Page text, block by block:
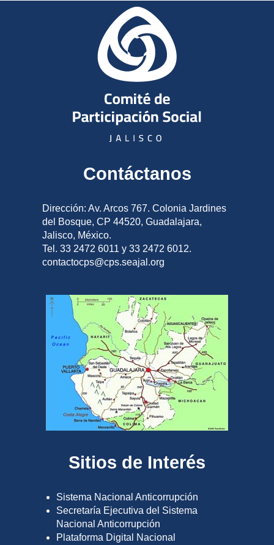
Contáctanos
Dirección: Av. Arcos 767. Colonia Jardines
del Bosque, CP 44520, Guadalajara,
Jalisco, México.
Tel. 33 2472 6011 y 33 2472 6012.
contactocps@cps.seajal.org
Sitios de Interés
Sistema Nacional Anticorrupción
Secretaría Ejecutiva del Sistema
Nacional Anticorrupción
Plataforma Digital Nacional